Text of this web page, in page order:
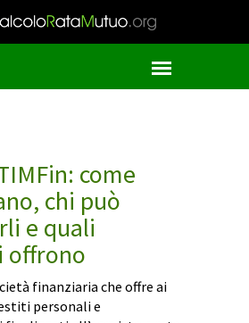
come
chi può
e quali
offrono
finanziaria che offre ai
personali e